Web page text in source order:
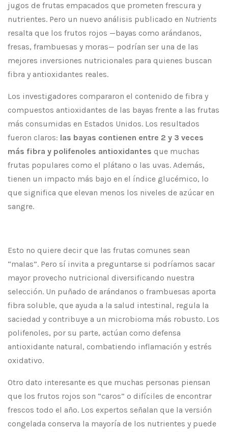
jugos de frutas empacados que prometen frescura y
nutrientes. Pero un nuevo análisis publicado en Nutrients
resalta que los frutos rojos —bayas como arándanos,
fresas, frambuesas y moras— podrían ser una de las
mejores inversiones nutricionales para quienes buscan
fibra y antioxidantes reales.
Los investigadores compararon el contenido de fibra y
compuestos antioxidantes de las bayas frente a las frutas
más consumidas en Estados Unidos. Los resultados
fueron claros: las bayas contienen entre 2 y 3 veces
más fibra y polifenoles antioxidantes que muchas
frutas populares como el plátano o las uvas. Además,
tienen un impacto más bajo en el índice glucémico, lo
que significa que elevan menos los niveles de azúcar en
sangre.
Esto no quiere decir que las frutas comunes sean
“malas”. Pero sí invita a preguntarse si podríamos sacar
mayor provecho nutricional diversificando nuestra
selección. Un puñado de arándanos o frambuesas aporta
fibra soluble, que ayuda a la salud intestinal, regula la
saciedad y contribuye a un microbioma más robusto. Los
polifenoles, por su parte, actúan como defensa
antioxidante natural, combatiendo inflamación y estrés
oxidativo.
Otro dato interesante es que muchas personas piensan
que los frutos rojos son “caros” o difíciles de encontrar
frescos todo el año. Los expertos señalan que la versión
congelada conserva la mayoría de los nutrientes y puede